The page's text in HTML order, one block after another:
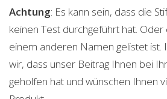
Achtung: Es kann sein, dass die
keinen Test durchgeführt hat.
einem anderen Namen gelistet ist.
wir, dass unser Beitrag Ihnen bei
geholfen hat und wünschen Ihnen